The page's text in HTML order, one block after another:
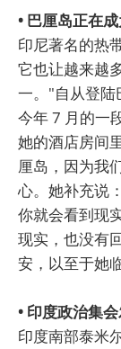
• 巴厘岛正在
印尼著名的热
它也让越来越
一。"自从登陆
今年 7 月的一
她的酒店房间
厘岛，因为我
心。她补充说
你就会看到现
现实，也没有
安，以至于她
• 印度政治集
印度南部泰米